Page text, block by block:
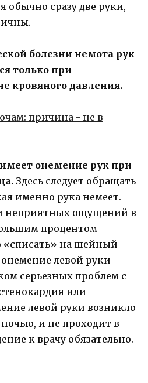
обычно сразу две руки,
болезни немота рук
только при
кровяного давления.
онемение рук при
Здесь следует обращать
именно рука немеет.
неприятных ощущений в
процентом
«списать» на шейный
онемение левой руки
серьезных проблем с
или
левой руки возникло
и не проходит в
к врачу обязательно.